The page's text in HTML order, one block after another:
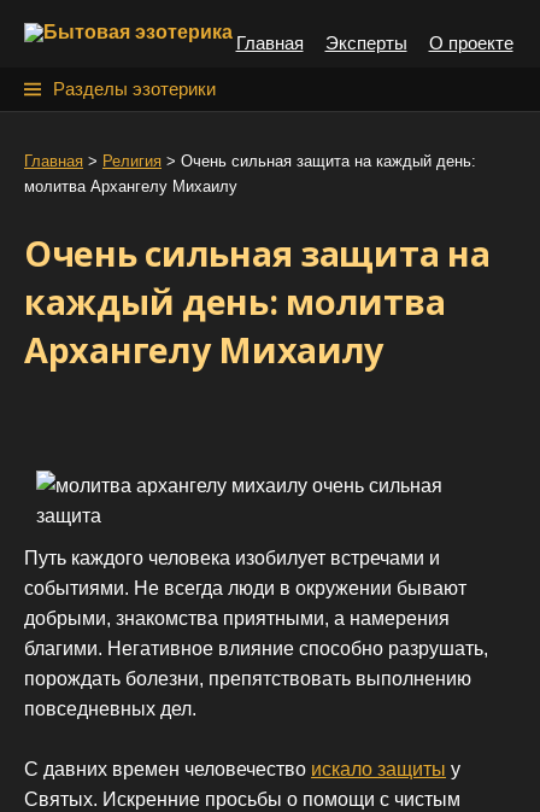
Главная Эксперты О проекте
Разделы эзотерики
:
Главная > Религия > Очень сильная защита на каждый день:
молитва Архангелу Михаилу
Очень сильная защита на
каждый день: молитва
Архангелу Михаилу
Путь каждого человека изобилует встречами и
событиями. Не всегда люди в окружении бывают
добрыми, знакомства приятными, а намерения
благими. Негативное влияние способно разрушать,
порождать болезни, препятствовать выполнению
повседневных дел.
С давних времен человечество искало защиты у
Святых. Искренние просьбы о помощи с чистым